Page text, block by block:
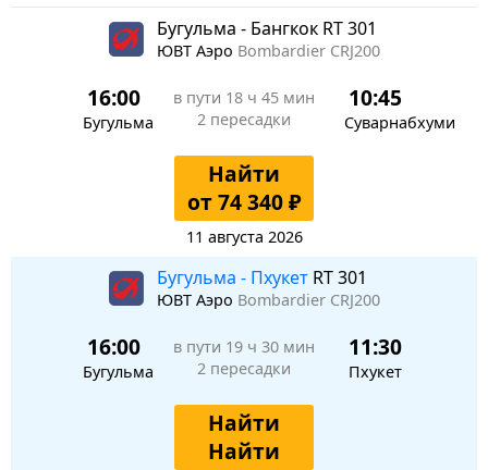
Бугульма - Бангкок RT 301
ЮВТ Аэро Bombardier CRJ200
16:00
Бугульма
в пути 18 ч 45 мин
2 пересадки
10:45
Суварнабхуми
Найти
от 74 340 ₽
11 августа 2026
Бугульма - Пхукет RT 301
ЮВТ Аэро Bombardier CRJ200
16:00
Бугульма
в пути 19 ч 30 мин
2 пересадки
11:30
Пхукет
Найти
Найти